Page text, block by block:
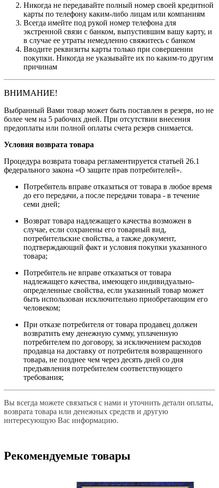
Никогда не передавайте полный номер своей кредитной
карты по телефону каким-либо лицам или компаниям
Всегда имейте под рукой номер телефона для
экстренной связи с банком, выпустившим вашу карту, и
в случае ее утраты немедленно свяжитесь с банком
Вводите реквизиты карты только при совершении
покупки. Никогда не указывайте их по каким-то другим
причинам
ВНИМАНИЕ!
Выбранный Вами товар может быть поставлен в резерв, но не
более чем на 5 рабочих дней. При отсутствии внесения
предоплаты или полной оплаты счета резерв снимается.
Условия возврата товара
Процедура возврата товара регламентируется статьей 26.1
федерального закона «О защите прав потребителей».
Потребитель вправе отказаться от товара в любое время
до его передачи, а после передачи товара - в течение
семи дней;
Возврат товара надлежащего качества возможен в
случае, если сохранены его товарный вид,
потребительские свойства, а также документ,
подтверждающий факт и условия покупки указанного
товара;
Потребитель не вправе отказаться от товара
надлежащего качества, имеющего индивидуально-
определенные свойства, если указанный товар может
быть использован исключительно приобретающим его
человеком;
При отказе потребителя от товара продавец должен
возвратить ему денежную сумму, уплаченную
потребителем по договору, за исключением расходов
продавца на доставку от потребителя возвращенного
товара, не позднее чем через десять дней со дня
предъявления потребителем соответствующего
требования;
Вы всегда можете связаться с нами и уточнить детали оплаты,
возврата товара или денежных средств и другую
интересующую Вас информацию.
Рекомендуемые товары